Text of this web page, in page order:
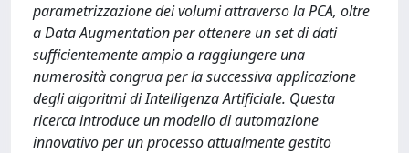
parametrizzazione dei volumi attraverso la PCA, oltre
a Data Augmentation per ottenere un set di dati
sufficientemente ampio a raggiungere una
numerosità congrua per la successiva applicazione
degli algoritmi di Intelligenza Artificiale. Questa
ricerca introduce un modello di automazione
innovativo per un processo attualmente gestito